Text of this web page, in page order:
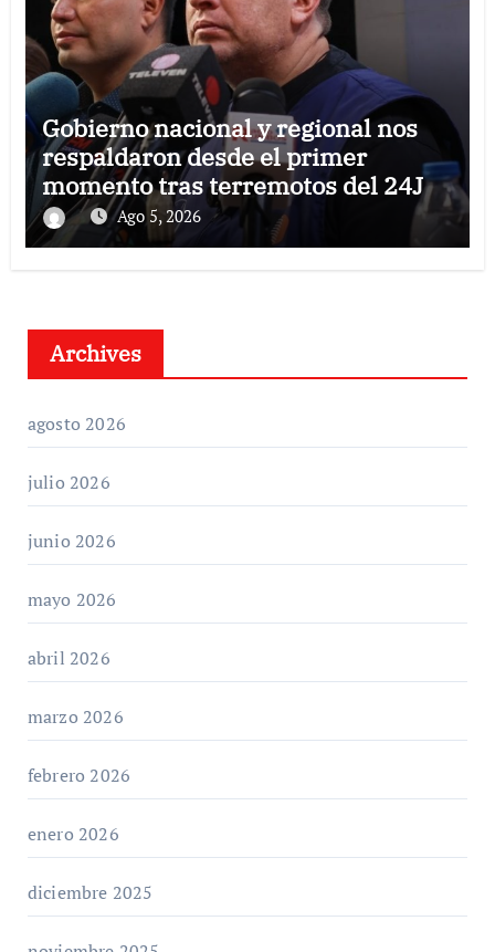
Gobierno nacional y regional nos
respaldaron desde el primer
momento tras terremotos del 24J
Ago 5, 2026
Archives
agosto 2026
julio 2026
junio 2026
mayo 2026
abril 2026
marzo 2026
febrero 2026
enero 2026
diciembre 2025